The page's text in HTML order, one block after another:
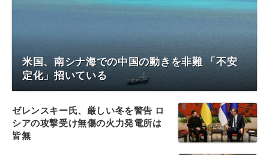
米国、南シナ海での中国の動きを非難 「不安
定化」招いている
ゼレンスキー氏、厳しい冬を警告 ロ
シアの攻撃受け無傷の火力発電所は
皆無